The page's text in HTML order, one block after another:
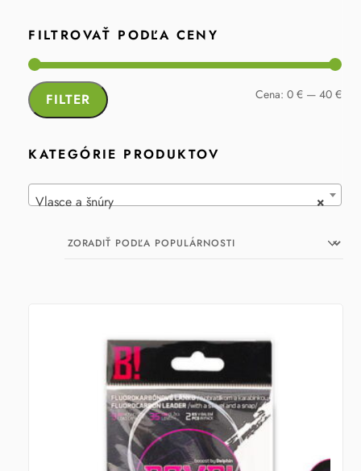
FILTROVAŤ PODĽA CENY
FILTER Cena: 0 €— 40 €
KATEGÓRIE PRODUKTOV
×
Vlasce a šnúry